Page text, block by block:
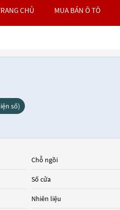
CHỦ MUA BÁN Ô TÔ
số)
Chỗ ngồi
Số cửa
Nhiên liệu